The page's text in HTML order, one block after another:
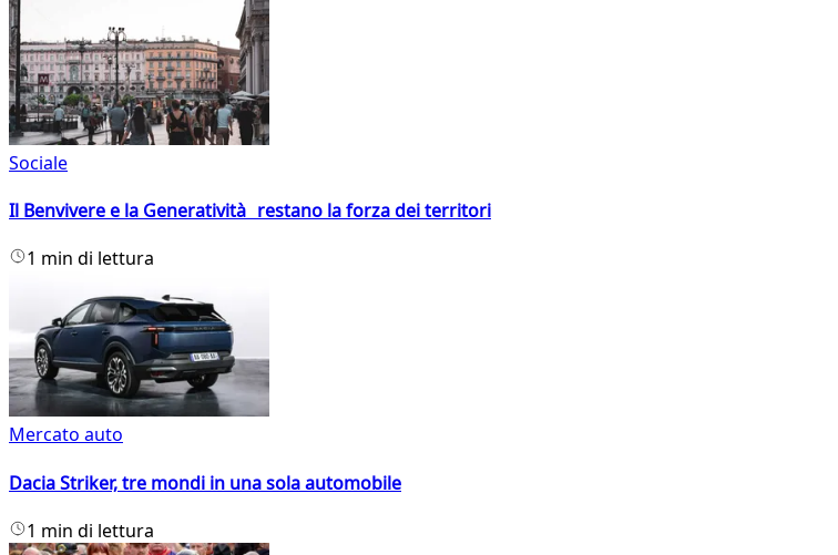
Sociale
Il Benvivere e la Generatività restano la forza dei territori
1 min di lettura
Mercato auto
Dacia Striker, tre mondi in una sola automobile
1 min di lettura